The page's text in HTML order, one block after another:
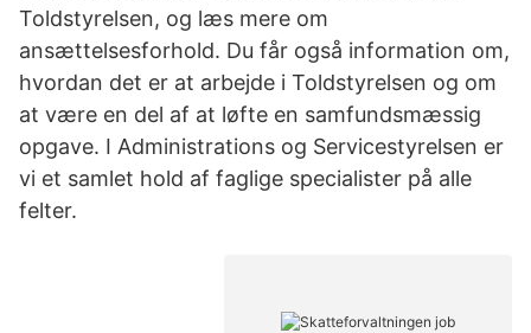
Toldstyrelsen, og læs mere om
ansættelsesforhold. Du får også information om,
hvordan det er at arbejde i Toldstyrelsen og om
at være en del af at løfte en samfundsmæssig
opgave. I Administrations og Servicestyrelsen er
vi et samlet hold af faglige specialister på alle
felter.